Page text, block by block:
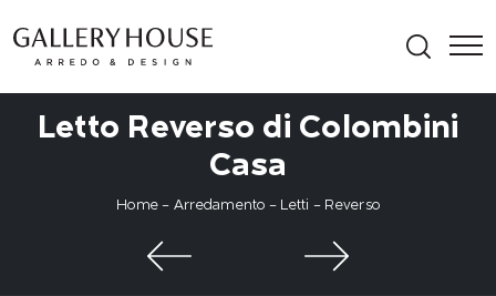
Letto Reverso di Colombini
Casa
Home - Arredamento - Letti - Reverso